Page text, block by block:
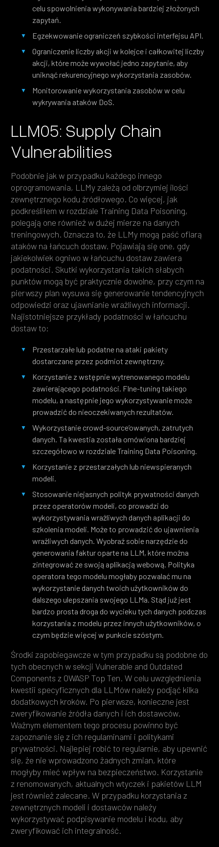
celu spowolnienia wykonywania bardziej złożonych
zapytań.
Egzekwowanie ograniczeń szybkości interfejsu API.
Ograniczenie liczby akcji w kolejce i całkowitej liczby
akcji, które może wywołać jedno zapytanie, aby
uniknąć rekurencyjnego wykorzystania zasobów.
Monitorowanie wykorzystania zasobów w celu
wykrywania ataków DoS.
LLM05: Supply Chain
Vulnerabilities
Podobnie jak w przypadku każdego innego
oprogramowania, LLMy zależą od olbrzymiej ilości
zewnętrznego kodu źródłowego. Co więcej, jak
podkreśliłem w rozdziale Training Data Poisoning,
polegają one również w dużej mierze na danych
treningowych. Oznacza to, że LLMy mogą paść ofiarą
ataków na łańcuch dostaw. Pojawiają się one, gdy
jakiekolwiek ogniwo w łańcuchu dostaw zawiera
podatności. Skutki wykorzystania takich słabych
punktów mogą być praktycznie dowolne, przy czym na
pierwszy plan wysuwa się generowanie tendencyjnych
odpowiedzi oraz ujawnianie wrażliwych informacji.
Najistotniejsze przykłady podatności w łańcuchu
dostaw to:
Przestarzałe lub podatne na ataki pakiety
dostarczane przez podmiot zewnętrzny.
Korzystanie z wstępnie wytrenowanego modelu
zawierającego podatności. FIne-tuning takiego
modelu, a następnie jego wykorzystywanie może
prowadzić do nieoczekiwanych rezultatów.
Wykorzystanie crowd-source’owanych, zatrutych
danych. Ta kwestia została omówiona bardziej
szczegółowo w rozdziale Training Data Poisoning.
Korzystanie z przestarzałych lub niewspieranych
modeli.
Stosowanie niejasnych polityk prywatności danych
przez operatorów modeli, co prowadzi do
wykorzystywania wrażliwych danych aplikacji do
szkolenia modeli. Może to prowadzić do ujawnienia
wrażliwych danych. Wyobraź sobie narzędzie do
generowania faktur oparte na LLM, które można
zintegrować ze swoją aplikacją webową. Polityka
operatora tego modelu mogłaby pozwalać mu na
wykorzystanie danych twoich użytkowników do
dalszego ulepszania swojego LLMa. Stąd już jest
bardzo prosta droga do wycieku tych danych podczas
korzystania z modelu przez innych użytkowników, o
czym będzie więcej w punkcie szóstym.
Środki zapobiegawcze w tym przypadku są podobne do
tych obecnych w sekcji Vulnerable and Outdated
Components z OWASP Top Ten. W celu uwzględnienia
kwestii specyficznych dla LLMów należy podjąć kilka
dodatkowych kroków. Po pierwsze, konieczne jest
zweryfikowanie źródła danych i ich dostawców.
Ważnym elementem tego procesu powinno być
zapoznanie się z ich regulaminami i politykami
prywatności. Najlepiej robić to regularnie, aby upewnić
się, że nie wprowadzono żadnych zmian, które
mogłyby mieć wpływ na bezpieczeństwo. Korzystanie
z renomowanych, aktualnych wtyczek i pakietów LLM
jest również zalecane. W przypadku korzystania z
zewnętrznych modeli i dostawców należy
wykorzystywać podpisywanie modelu i kodu, aby
zweryfikować ich integralność.